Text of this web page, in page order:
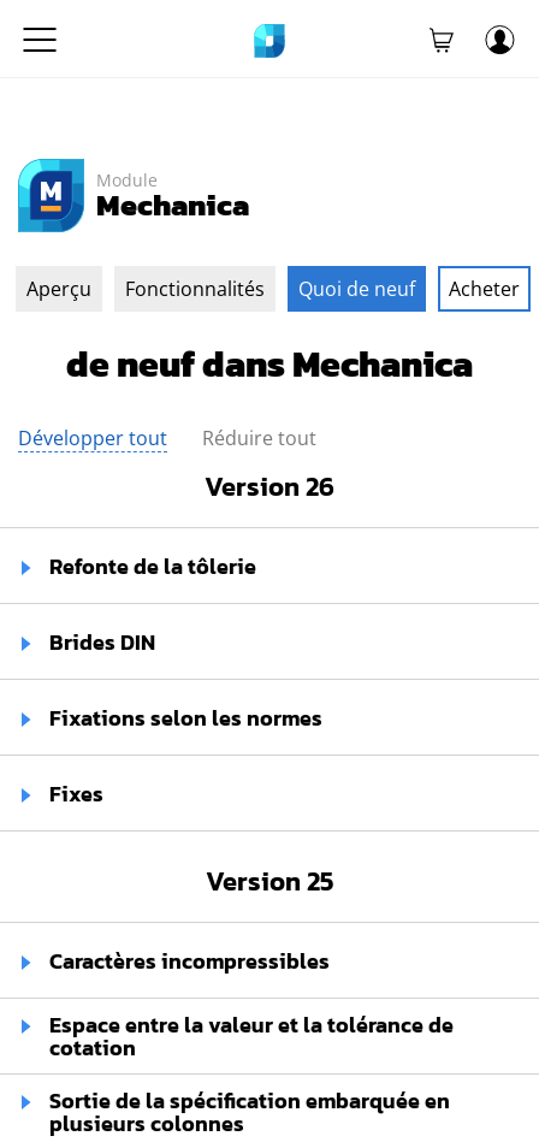
Module
Mechanica
Aperçu Fonctionnalités Quoi de neuf Acheter
de neuf dans Mechanica
Développer tout Réduire tout
Version 26
Refonte de la tôlerie
Brides DIN
Fixations selon les normes
Fixes
Version 25
Caractères incompressibles
Espace entre la valeur et la tolérance de
cotation
Sortie de la spécification embarquée en
plusieurs colonnes